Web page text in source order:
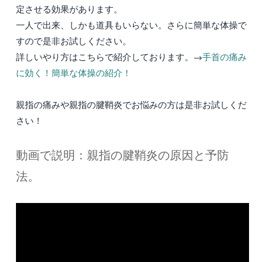
定させる効果があります。
一人で出来、しかも道具もいらない。さらに簡単な体操で
すので是非お試しください。
詳しいやり方はこちらで紹介しております。→手首の痛み
に効く！簡単な体操の紹介！
親指の痛みや親指の腱鞘炎でお悩みの方は是非お試しくだ
さい！
動画で説明：親指の腱鞘炎の原因と予防
法。